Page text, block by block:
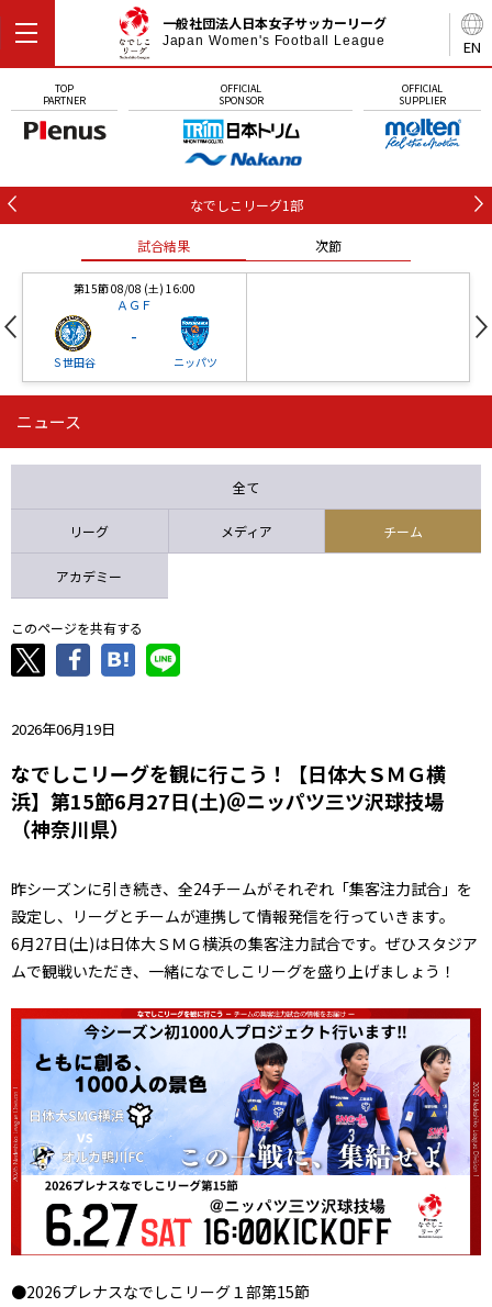
EN
一般社団法人日本女子サッカーリーグ
Japan Women's Football League
TOP
PARTNER
OFFICIAL
SPONSOR
OFFICIAL
SUPPLIER
なでしこリーグ1部
試合結果 次節
第15節 08/08 (土) 16:00
ＡＧＦ
Ｓ世田谷
-
ニッパツ
第16節 09/05 (土) 15:00
ニッパツ 石人の星
ニュース
全て
リーグ メディア チーム
アカデミー
このページを共有する
2026年06月19日
なでしこリーグを観に行こう！【日体大ＳＭＧ横
浜】第15節6月27日(土)＠ニッパツ三ツ沢球技場
（神奈川県）
昨シーズンに引き続き、全24チームがそれぞれ「集客注力試合」を
設定し、リーグとチームが連携して情報発信を行っていきます。
6月27日(土)は日体大ＳＭＧ横浜の集客注力試合です。ぜひスタジア
ムで観戦いただき、一緒になでしこリーグを盛り上げましょう！
●2026プレナスなでしこリーグ１部第15節